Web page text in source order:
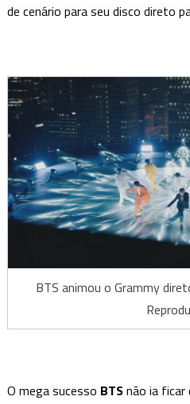
de cenário para seu disco direto
BTS animou o Grammy
O mega sucesso BTSnão ia ficar